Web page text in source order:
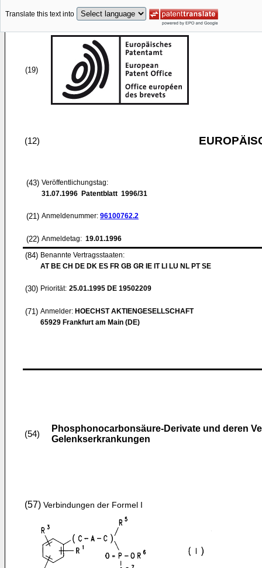
Translate this text into
(19)
(12)
(43) Veröffentlichungstag:
31.07.1996 Patentblatt 1996/31
(21) Anmeldenummer: 96100762.2
(22) Anmeldetag: 19.01.1996
(84) Benannte Vertragsstaaten:
AT BE CH DE DK ES FR GB GR IE IT LI LU NL PT SE
(30) Priorität: 25.01.1995 DE 19502209
(71) Anmelder: HOECHST AKTIENGESELLSCHAFT
65929 Frankfurt am Main (DE)
(54)
Phosphonocarbonsäure-Derivate und deren
Gelenkserkrankungen
(57) Verbindungen der Formel I